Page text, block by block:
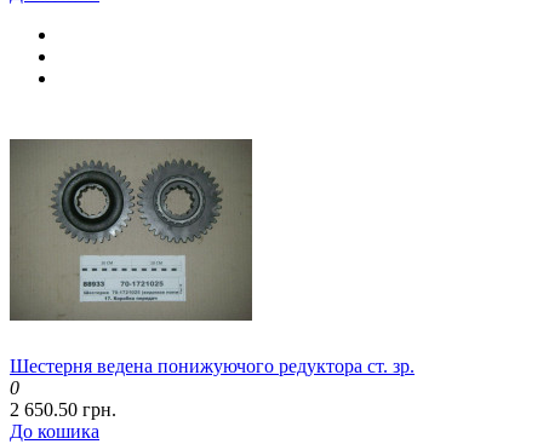
Шестерня ведена понижуючого редуктора ст. зр.
0
2 650.50 грн.
До кошика